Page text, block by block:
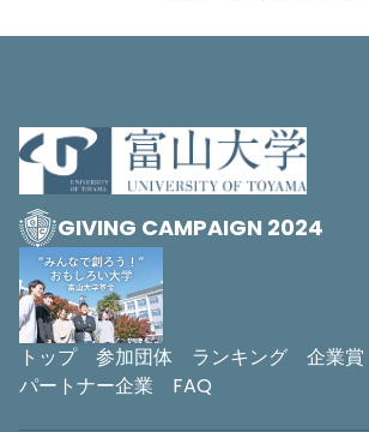
GIVING CAMPAIGN 2024
トップ 参加団体 ランキング
企業賞
パートナー企業
FAQ